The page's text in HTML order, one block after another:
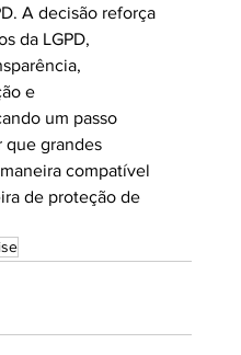
A decisão reforça
da LGPD,
e
um passo
que grandes
compatível
de proteção de